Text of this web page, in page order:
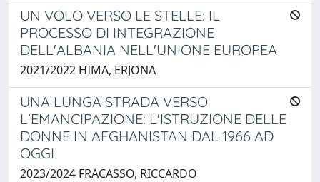
UN VOLO VERSO LE STELLE: IL
PROCESSO DI INTEGRAZIONE
DELL'ALBANIA NELL'UNIONE EUROPEA
2021/2022 HIMA, ERJONA
UNA LUNGA STRADA VERSO
L'EMANCIPAZIONE: L'ISTRUZIONE DELLE
DONNE IN AFGHANISTAN DAL 1966 AD
OGGI
2023/2024 FRACASSO, RICCARDO